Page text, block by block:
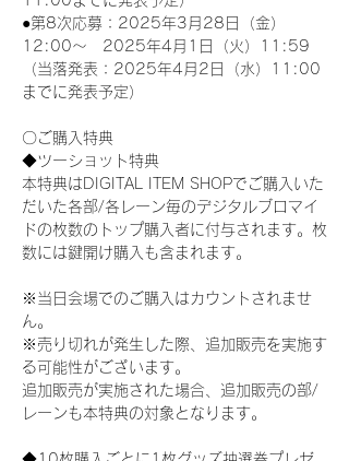
●第8次応募：2025年3月28日（金）
12:00～　2025年4月1日（火）11:59
（当落発表：2025年4月2日（水）11:00
までに発表予定）
〇ご購入特典
◆ツーショット特典
本特典はDIGITAL ITEM SHOPでご購入いた
だいた各部/各レーン毎のデジタルブロマイ
ドの枚数のトップ購入者に付与されます。枚
数には鍵開け購入も含まれます。
※当日会場でのご購入はカウントされませ
ん。
※売り切れが発生した際、追加販売を実施す
る可能性がございます。
追加販売が実施された場合、追加販売の部/
レーンも本特典の対象となります。